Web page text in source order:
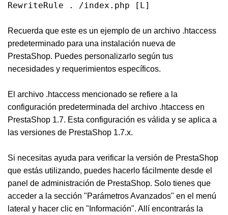
RewriteRule . /index.php [L]
Recuerda que este es un ejemplo de un archivo .htaccess
predeterminado para una instalación nueva de
PrestaShop. Puedes personalizarlo según tus
necesidades y requerimientos específicos.
El archivo .htaccess mencionado se refiere a la
configuración predeterminada del archivo .htaccess en
PrestaShop 1.7. Esta configuración es válida y se aplica a
las versiones de PrestaShop 1.7.x.
Si necesitas ayuda para verificar la versión de PrestaShop
que estás utilizando, puedes hacerlo fácilmente desde el
panel de administración de PrestaShop. Solo tienes que
acceder a la sección "Parámetros Avanzados" en el menú
lateral y hacer clic en "Información". Allí encontrarás la